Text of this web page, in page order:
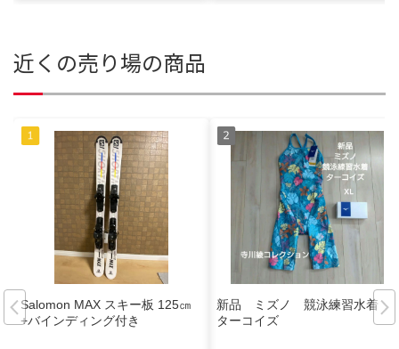
近くの売り場の商品
Salomon MAX スキー板 125㎝
+バインディング付き
新品 ミズノ 競泳練習水着
ターコイズ